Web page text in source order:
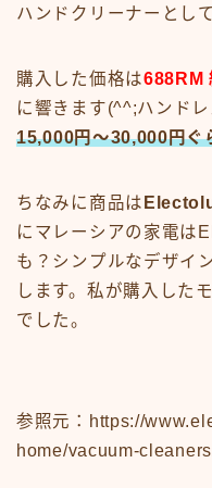
ハンドクリーナーとし
購入した価格は688RM
に響きます(^^;ハンド
15,000円〜30,000円ぐ
ちなみに商品は
にマレーシアの家電は
も？シンプルなデザイ
します。私が購入した
でした。
参照元：https://
home/vacuum-